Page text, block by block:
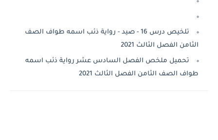
تلخيص درس 16 - صيد - رواية ذئب اسمه طواف الصف
الثامن الفصل الثالث 2021
تحميل ملخص الفصل السادس عشر رواية ذئب اسمه
طواف الصف الثامن الفصل الثالث 2021